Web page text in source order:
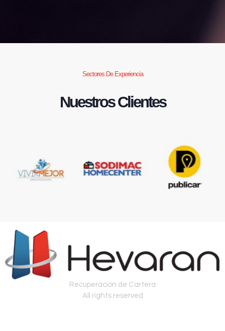
Sectores De Experiencia
Nuestros Clientes
Recuperación de Cartera
All rights reserved